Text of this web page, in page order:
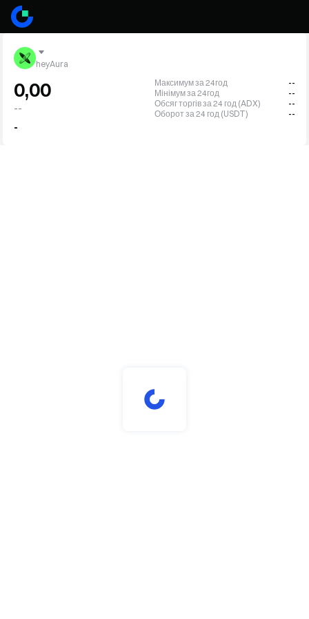
heyAura
0,00
--
-
Максимум за 24год
--
Мінімум за 24год
--
Обсяг торгів за 24 год (ADX)
--
Оборот за 24 год (USDT)
--